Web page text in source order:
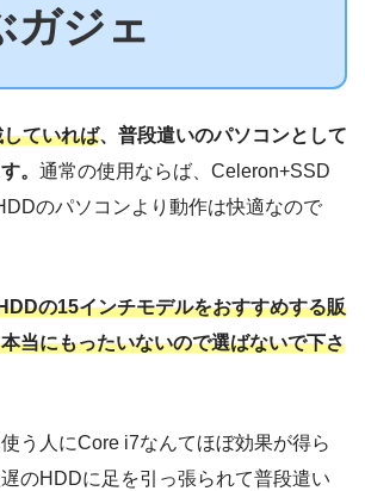
ガジェ
ていれば、普段遣いのパソコンとして
。 通常の使用ならば、Celeron+SSD
のパソコンより動作は快適なので
の15インチモデルをおすすめする販
当にもったいないので選ばないで下さ
う人にCore i7なんてほぼ効果が得ら
のHDDに足を引っ張られて普段遣い